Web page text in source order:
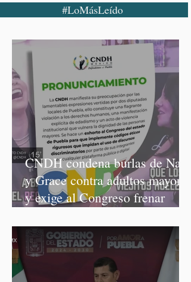
#LoMásLeído
CNDH condena burlas de Nay
y Grace contra adultos mayores
y exige al Congreso frenar